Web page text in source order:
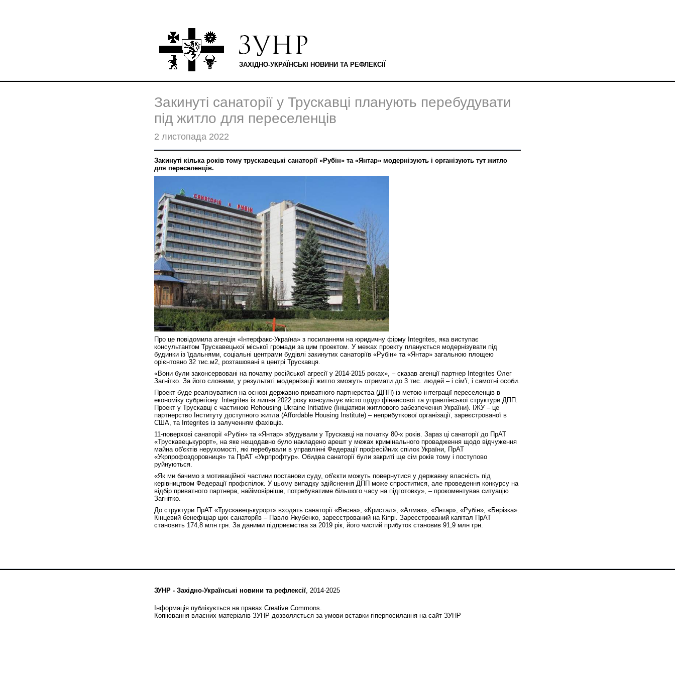
ЗАХІДНО-УКРАЇНСЬКІ НОВИНИ ТА РЕФЛЕКСІЇ
Закинуті санаторії у Трускавці планують перебудувати
під житло для переселенців
2 листопада 2022
Закинуті кілька років тому трускавецькі санаторії «Рубін» та «Янтар» модернізують і організують тут житло
для переселенців.
Про це повідомила агенція «Інтерфакс-Україна» з посиланням на юридичну фірму Integrites, яка виступає
консультантом Трускавецької міської громади за цим проектом. У межах проекту планується модернізувати під
будинки із їдальнями, соціальні центрами будівлі закинутих санаторіїв «Рубін» та «Янтар» загальною площею
орієнтовно 32 тис.м2, розташовані в центрі Трускавця.
«Вони були законсервовані на початку російської агресії у 2014-2015 роках», – сказав агенції партнер Integrites Олег
Загнітко. За його словами, у результаті модернізації житло зможуть отримати до 3 тис. людей – і сім'ї, і самотні особи.
Проект буде реалізуватися на основі державно-приватного партнерства (ДПП) із метою інтеграції переселенців в
економіку субрегіону. Integrites із липня 2022 року консультує місто щодо фінансової та управлінської структури ДПП.
Проект у Трускавці є частиною Rehousing Ukraine Initiative (Ініціативи житлового забезпечення України). ІЖУ – це
партнерство Інституту доступного житла (Affordable Housing Institute) – неприбуткової організації, зареєстрованої в
США, та Integrites із залученням фахівців.
11-поверхові санаторії «Рубін» та «Янтар» збудували у Трускавці на початку 80-х років. Зараз ці санаторії до ПрАТ
«Трускавецькурорт», на яке нещодавно було накладено арешт у межах кримінального провадження щодо відчуження
майна об'єктів нерухомості, які перебували в управлінні Федерації професійних спілок України, ПрАТ
«Укрпрофоздоровниця» та ПрАТ «Укрпрофтур». Обидва санаторії були закриті ще сім років тому і поступово
руйнуються.
«Як ми бачимо з мотиваційної частини постанови суду, об'єкти можуть повернутися у державну власність під
керівництвом Федерації профспілок. У цьому випадку здійснення ДПП може спроститися, але проведення конкурсу на
відбір приватного партнера, найімовірніше, потребуватиме більшого часу на підготовку», – прокоментував ситуацію
Загнітко.
До структури ПрАТ «Трускавецькурорт» входять санаторії «Весна», «Кристал», «Алмаз», «Янтар», «Рубін», «Берізка».
Кінцевий бенефіціар цих санаторіїв – Павло Якубенко, зареєстрований на Кіпрі. Зареєстрований капітал ПрАТ
становить 174,8 млн грн. За даними підприємства за 2019 рік, його чистий прибуток становив 91,9 млн грн.
ЗУНР - Західно-Українські новини та рефлексії, 2014-2025
Інформація публікується на правах Creative Commons.
Копіювання власних матеріалів ЗУНР дозволяється за умови вставки гіперпосилання на сайт ЗУНР